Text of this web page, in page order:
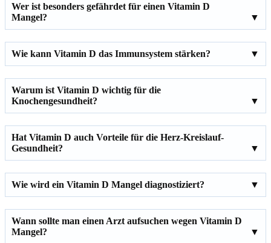
Wer ist besonders gefährdet für einen Vitamin D
Mangel?
Wie kann Vitamin D das Immunsystem stärken?
Warum ist Vitamin D wichtig für die
Knochengesundheit?
Hat Vitamin D auch Vorteile für die Herz-Kreislauf-
Gesundheit?
Wie wird ein Vitamin D Mangel diagnostiziert?
Wann sollte man einen Arzt aufsuchen wegen Vitamin D
Mangel?